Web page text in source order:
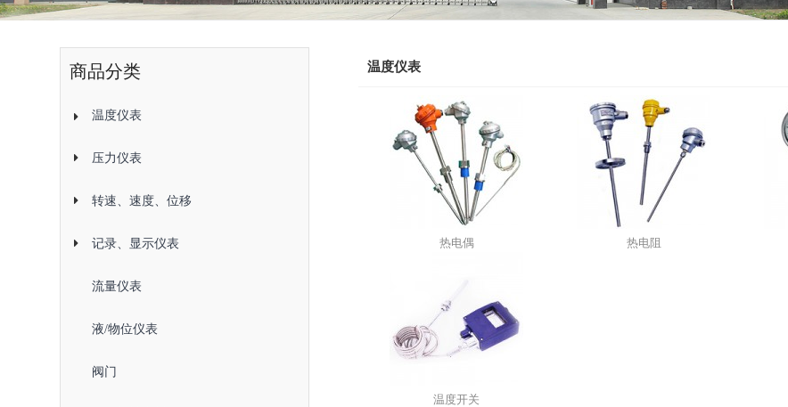
商品分类
温度仪表
压力仪表
转速、速度、位移
记录、显示仪表
流量仪表
液/物位仪表
阀门
温度仪表
热电偶 热电阻
温度开关